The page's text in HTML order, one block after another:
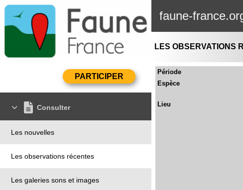
faune-
Consulter
Les nouvelles
Les observations récentes
Les galeries sons et images
LES OBSERVATIONS
Période
Espèce
Lieu